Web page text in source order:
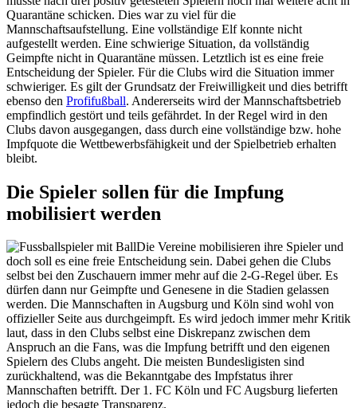
Quarantäne schicken. Dies war zu viel für die
Mannschaftsaufstellung. Eine vollständige Elf konnte nicht
aufgestellt werden. Eine schwierige Situation, da vollständig
Geimpfte nicht in Quarantäne müssen. Letztlich ist es eine freie
Entscheidung der Spieler. Für die Clubs wird die Situation immer
schwieriger. Es gilt der Grundsatz der Freiwilligkeit und dies betrifft
ebenso den Profifußball. Andererseits wird der Mannschaftsbetrieb
empfindlich gestört und teils gefährdet. In der Regel wird in den
Clubs davon ausgegangen, dass durch eine vollständige bzw. hohe
Impfquote die Wettbewerbsfähigkeit und der Spielbetrieb erhalten
bleibt.
Die Spieler sollen für die Impfung
mobilisiert werden
Die Vereine mobilisieren ihre Spieler und
doch soll es eine freie Entscheidung sein. Dabei gehen die Clubs
selbst bei den Zuschauern immer mehr auf die 2-G-Regel über. Es
dürfen dann nur Geimpfte und Genesene in die Stadien gelassen
werden. Die Mannschaften in Augsburg und Köln sind wohl von
offizieller Seite aus durchgeimpft. Es wird jedoch immer mehr Kritik
laut, dass in den Clubs selbst eine Diskrepanz zwischen dem
Anspruch an die Fans, was die Impfung betrifft und den eigenen
Spielern des Clubs angeht. Die meisten Bundesligisten sind
zurückhaltend, was die Bekanntgabe des Impfstatus ihrer
Mannschaften betrifft. Der 1. FC Köln und FC Augsburg lieferten
jedoch die besagte Transparenz.